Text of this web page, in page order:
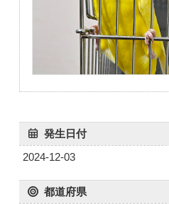
発生日付
2024-12-03
都道府県